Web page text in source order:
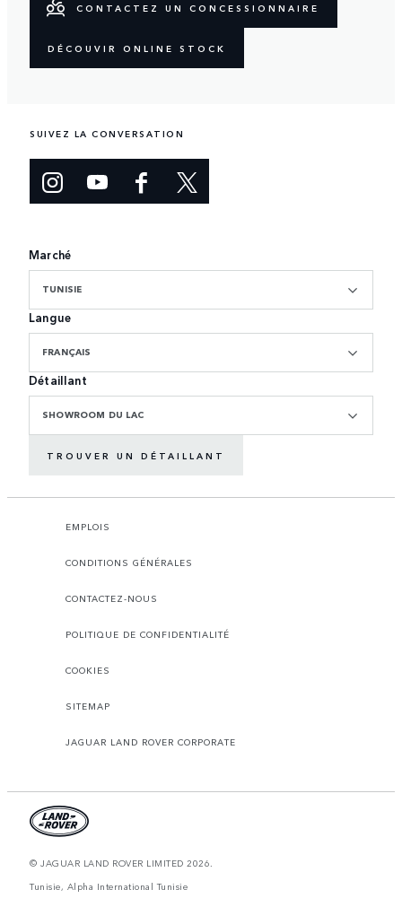
CONTACTEZ UN CONCESSIONNAIRE
DÉCOUVIR ONLINE STOCK
SUIVEZ LA CONVERSATION
Marché
TUNISIE
Langue
FRANÇAIS
Détaillant
SHOWROOM DU LAC
TROUVER UN DÉTAILLANT
EMPLOIS
CONDITIONS GÉNÉRALES
CONTACTEZ-NOUS
POLITIQUE DE CONFIDENTIALITÉ
COOKIES
SITEMAP
JAGUAR LAND ROVER CORPORATE
© JAGUAR LAND ROVER LIMITED 2026.
Tunisie, Alpha International Tunisie